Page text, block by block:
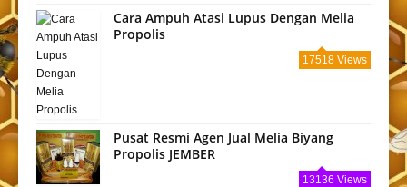
Cara Ampuh Atasi Lupus Dengan Melia
Propolis
17518 Views
Pusat Resmi Agen Jual Melia Biyang
Propolis JEMBER
13136 Views